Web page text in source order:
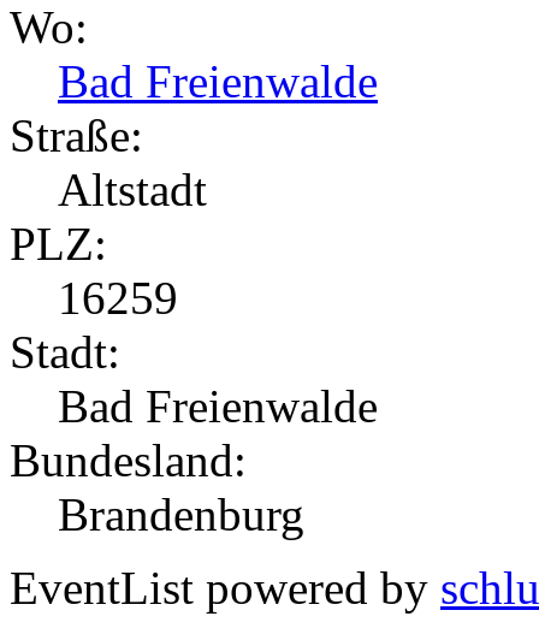
Wo:
Bad Freienwalde
Straße:
Altstadt
PLZ:
16259
Stadt:
Bad Freienwalde
Bundesland:
Brandenburg
EventList powered by